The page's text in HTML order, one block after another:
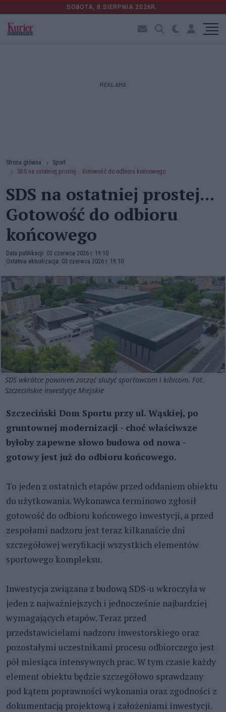
SOBOTA, 8 SIERPNIA 2026R.
REKLAMA
Strona główna
Sport
SDS na ostatniej prostej... Gotowość do odbioru końcowego
SDS na ostatniej prostej...
Gotowość do odbioru
końcowego
Data publikacji: 03 czerwca 2026 r. 19:10
Ostatnia aktualizacja: 03 czerwca 2026 r. 19:10
SDS wkrótce powinien zacząć służyć sportowcom i kibicom. Fot.
Szczecińskie Inwestycje Miejskie
Szczeciński Dom Sportu przy ul. Wąskiej, po
gruntownej modernizacji - choć właściwsze
byłoby zapewne słowo budowa od nowa -
gotowy jest już do odbioru końcowego.
To jeden z ostatnich etapów przed oddaniem obiektu
do użytkowania. Wykonawca terminowo zgłosił
gotowość do odbioru końcowego inwestycji, a przed
zespołami nadzoru jest teraz kilkanaście dni
szczegółowej weryfikacji wszystkich elementów
sportowego kompleksu.
Inwestycja związana z budową SDS-u wkroczyła w
jeden z najważniejszych i jednocześnie najbardziej
wymagających etapów. Teraz przed
przedstawicielami nadzoru inwestorskiego oraz
pozostałymi uczestnikami procesu odbiorczego jest
pół miesiąca intensywnych prac. W tym czasie każdy
element obiektu będzie szczegółowo sprawdzany
pod kątem poprawności wykonania oraz zgodności z
dokumentacją projektową i założeniami inwestycji.